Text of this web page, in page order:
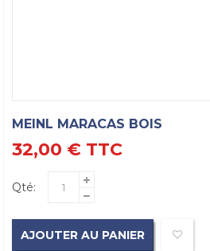
MEINL MARACAS BOIS
32,00 € TTC
Qté:
AJOUTER AU PANIER